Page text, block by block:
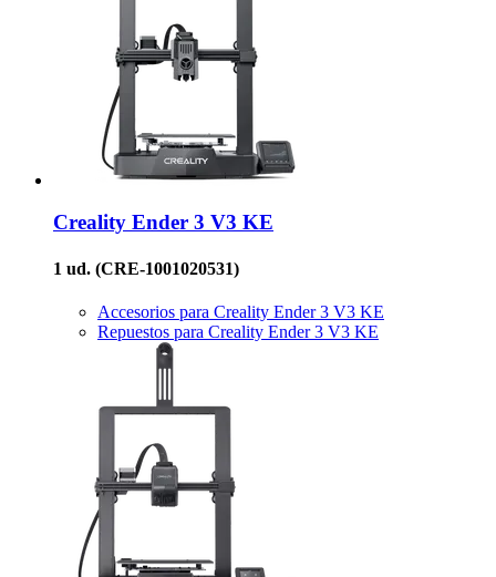
Creality Ender 3 V3 KE
1 ud. (CRE-1001020531)
Accesorios para Creality Ender 3 V3 KE
Repuestos para Creality Ender 3 V3 KE